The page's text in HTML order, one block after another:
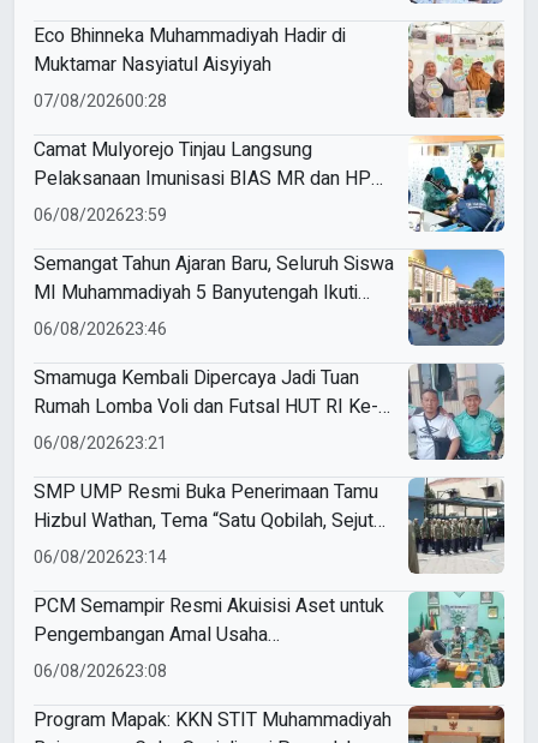
Eco Bhinneka Muhammadiyah Hadir di
Muktamar Nasyiatul Aisyiyah
07/08/202600:28
Camat Mulyorejo Tinjau Langsung
Pelaksanaan Imunisasi BIAS MR dan HPV
di SD Muhammadiyah 18 Surabaya
06/08/202623:59
Semangat Tahun Ajaran Baru, Seluruh Siswa
MI Muhammadiyah 5 Banyutengah Ikuti
Latihan Tapak Suci Perdana
06/08/202623:46
Smamuga Kembali Dipercaya Jadi Tuan
Rumah Lomba Voli dan Futsal HUT RI Ke-
81 Kecamatan Tulangan
06/08/202623:21
SMP UMP Resmi Buka Penerimaan Tamu
Hizbul Wathan, Tema “Satu Qobilah, Sejuta
Cerita” Curi Perhatian
06/08/202623:14
PCM Semampir Resmi Akuisisi Aset untuk
Pengembangan Amal Usaha
Muhammadiyah
06/08/202623:08
Program Mapak: KKN STIT Muhammadiyah